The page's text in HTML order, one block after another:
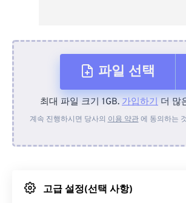
파일 선택
장치에서
Google 드라이브에
최대 파일 크기 1GB. 가입하기 더 많
계속 진행하시면 당사의 이용 약관에 동의하는
고급 설정(선택 사항)